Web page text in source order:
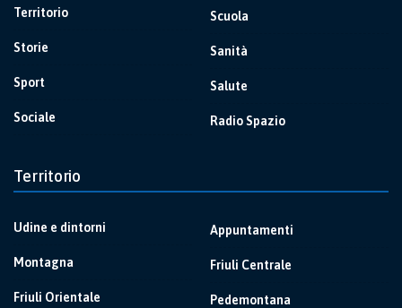
Territorio
Storie
Sport
Sociale
Scuola
Sanità
Salute
Radio Spazio
Territorio
Udine e dintorni
Montagna
Friuli Orientale
Appuntamenti
Friuli Centrale
Pedemontana